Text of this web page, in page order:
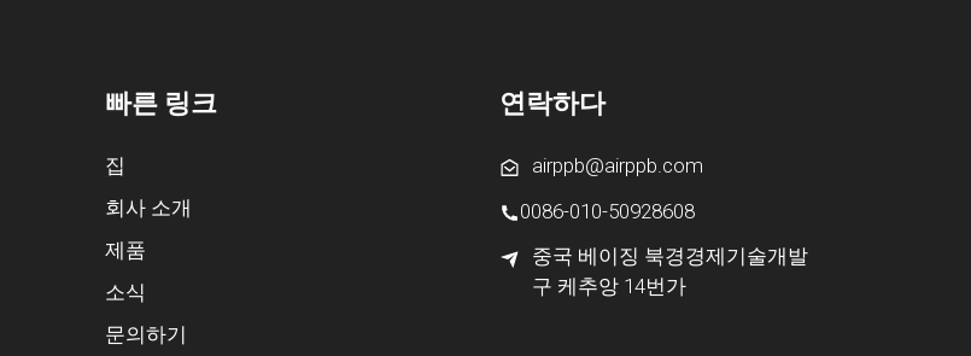
빠른 링크
집
회사 소개
제품
소식
문의하기
연락하다
airppb@airppb.com
0086-010-50928608
중국 베이징 북경경제기술개발
구 케추앙 14번가